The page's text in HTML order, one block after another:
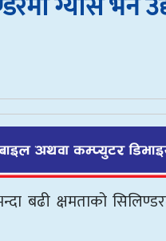
क्षमताको